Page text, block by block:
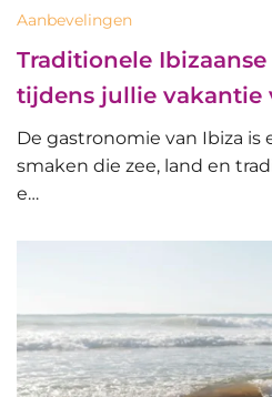
Aanbevelingen
Traditionele
tijdens jullie vakantie
De gastronomie van Ibiza is
smaken die zee, land en
e…